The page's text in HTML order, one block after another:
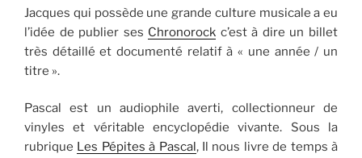
Jacques qui possède une grande culture musicale a eu
l’idée de publier ses Chronorock c’est à dire un billet
très détaillé et documenté relatif à « une année / un
titre ».
Pascal est un audiophile averti, collectionneur de
vinyles et véritable encyclopédie vivante. Sous la
rubrique Les Pépites à Pascal, Il nous livre de temps à